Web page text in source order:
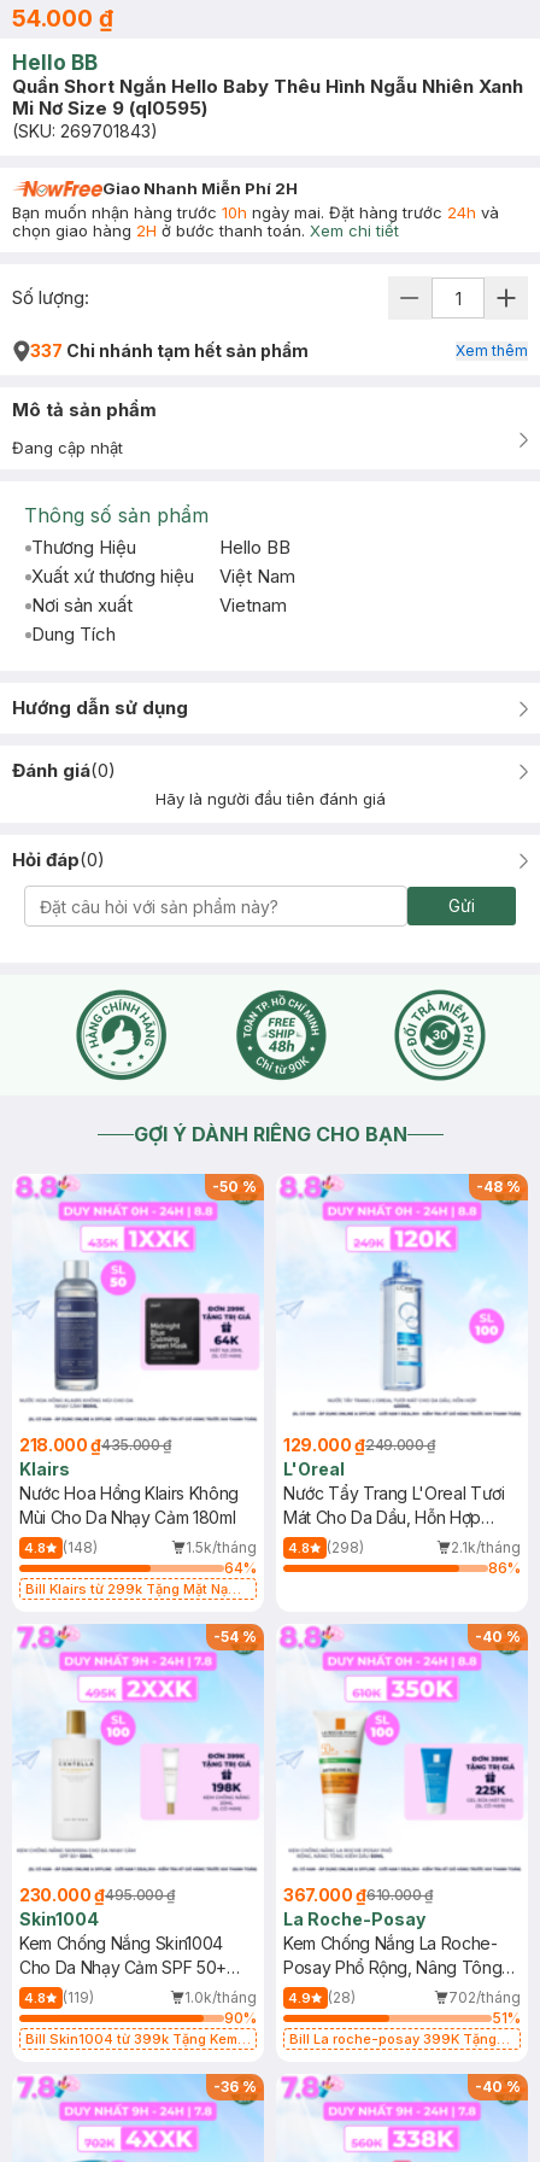
54.000 ₫
Hello BB
Quần Short Ngắn Hello Baby Thêu Hình Ngẫu Nhiên Xanh
Mi Nơ Size 9 (ql0595)
(SKU: 269701843)
Giao Nhanh Miễn Phí 2H
Bạn muốn nhận hàng trước 10h ngày mai. Đặt hàng trước 24h và
chọn giao hàng 2H ở bước thanh toán. Xem chi tiết
Số lượng:
337 Chi nhánh tạm hết sản phẩm Xem thêm
Mô tả sản phẩm
Đang cập nhật
Thông số sản phẩm
Thương Hiệu
Hello BB
Xuất xứ thương hiệu
Việt Nam
Nơi sản xuất
Vietnam
Dung Tích
Hướng dẫn sử dụng
Đánh giá(0)
Hãy là người đầu tiên đánh giá
Hỏi đáp(0)
Gửi
GỢI Ý DÀNH RIÊNG CHO BẠN
-50%
218.000 ₫435.000 ₫
Klairs
Nước Hoa Hồng Klairs Không
Mùi Cho Da Nhạy Cảm 180ml
4.8 (148)
1.5k/tháng
64%
Bill Klairs từ 299k Tặng Mặt Nạ
25ml (SL Có Hạn)
-48%
129.000 ₫249.000 ₫
L'Oreal
Nước Tẩy Trang L'Oreal Tươi
Mát Cho Da Dầu, Hỗn Hợp
400ml
4.8 (298)
2.1k/tháng
86%
-54%
230.000 ₫495.000 ₫
Skin1004
Kem Chống Nắng Skin1004
Cho Da Nhạy Cảm SPF 50+
50ml
4.8 (119)
1.0k/tháng
90%
Bill Skin1004 từ 399k Tặng Kem
SPF 50+ 20ml (SL Có Hạn)
-40%
367.000 ₫610.000 ₫
La Roche-Posay
Kem Chống Nắng La Roche-
Posay Phổ Rộng, Nâng Tông
Kiềm Dầu 50ml
4.9 (28)
702/tháng
51%
Bill La roche-posay 399K Tặng
(SL có hạn)
-36% -40%